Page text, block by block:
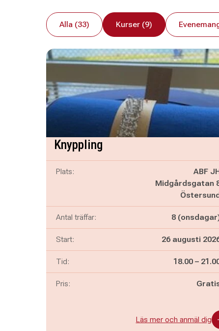
Alla (33) Kurser (9)
Knyppling
Plats:
ABF
Midgårdsgatan
Antal träffar: 8
Start: 26 augusti
Tid: Pågår
18.00 – och
Pris:
Läs mer och anmäl dig